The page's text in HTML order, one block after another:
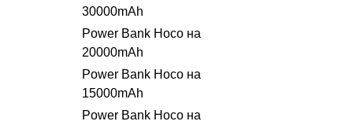
30000mAh
Power Bank Hoco на
20000mAh
Power Bank Hoco на
15000mAh
Power Bank Hoco на